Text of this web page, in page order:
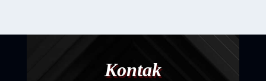
Kontak